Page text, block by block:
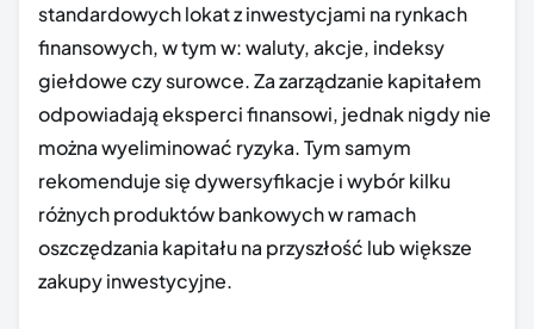
standardowych lokat z inwestycjami na rynkach
finansowych, w tym w: waluty, akcje, indeksy
giełdowe czy surowce. Za zarządzanie kapitałem
odpowiadają eksperci finansowi, jednak nigdy nie
można wyeliminować ryzyka. Tym samym
rekomenduje się dywersyfikacje i wybór kilku
różnych produktów bankowych w ramach
oszczędzania kapitału na przyszłość lub większe
zakupy inwestycyjne.